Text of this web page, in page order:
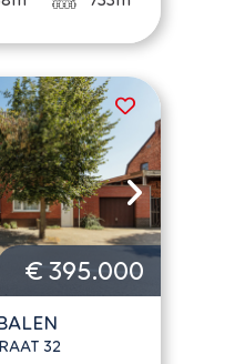
€ 395.000
32